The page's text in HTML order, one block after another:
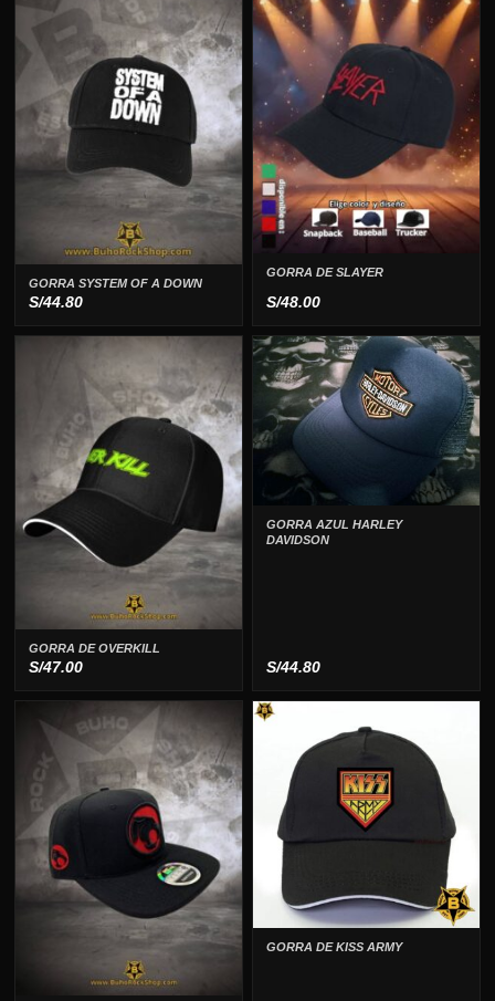
GORRA SYSTEM OF A DOWN
S/44.80
GORRA DE SLAYER
S/48.00
GORRA DE OVERKILL
S/47.00
GORRA AZUL HARLEY
DAVIDSON
S/44.80
GORRA DE KISS ARMY